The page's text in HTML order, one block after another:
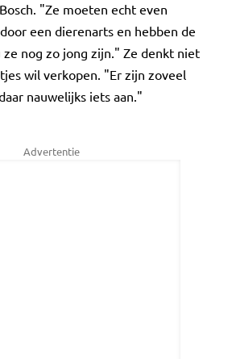
"Ze moeten echt even
een dierenarts en hebben de
nog zo jong zijn." Ze denkt niet
wil verkopen. "Er zijn zoveel
nauwelijks iets aan."
Advertentie